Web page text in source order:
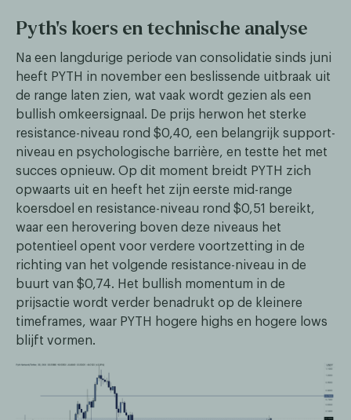
Pyth's koers en technische analyse
Na een langdurige periode van consolidatie sinds juni
heeft PYTH in november een beslissende uitbraak uit
de range laten zien, wat vaak wordt gezien als een
bullish omkeersignaal. De prijs herwon het sterke
resistance-niveau rond $0,40, een belangrijk support-
niveau en psychologische barrière, en testte het met
succes opnieuw. Op dit moment breidt PYTH zich
opwaarts uit en heeft het zijn eerste mid-range
koersdoel en resistance-niveau rond $0,51 bereikt,
waar een herovering boven deze niveaus het
potentieel opent voor verdere voortzetting in de
richting van het volgende resistance-niveau in de
buurt van $0,74. Het bullish momentum in de
prijsactie wordt verder benadrukt op de kleinere
timeframes, waar PYTH hogere highs en hogere lows
blijft vormen.